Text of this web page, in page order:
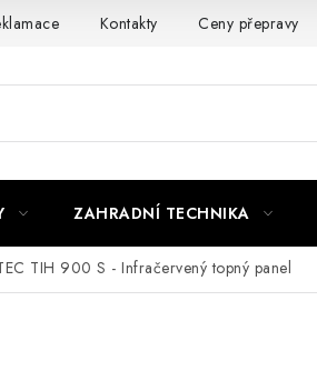
Kontakty Ceny přepravy
ZAHRADNÍ TECHNIKA
TIH 900 S - Infračervený topný panel